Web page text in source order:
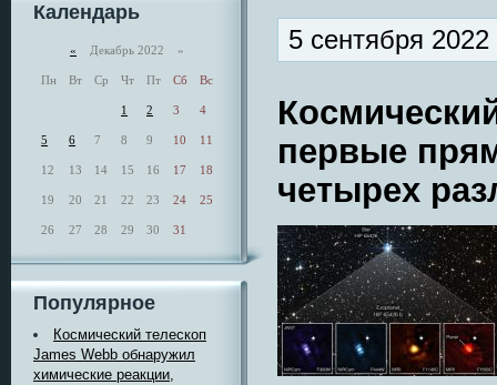
Календарь
« Декабрь 2022 »
Пн Вт Ср Чт Пт Сб Вс
1 2 3 4
5 6 7 8 9 10 11
12 13 14 15 16 17 18
19 20 21 22 23 24 25
26 27 28 29 30 31
Популярное
Космический телескоп
James Webb обнаружил
химические реакции,
5 сентября
первые
четырех